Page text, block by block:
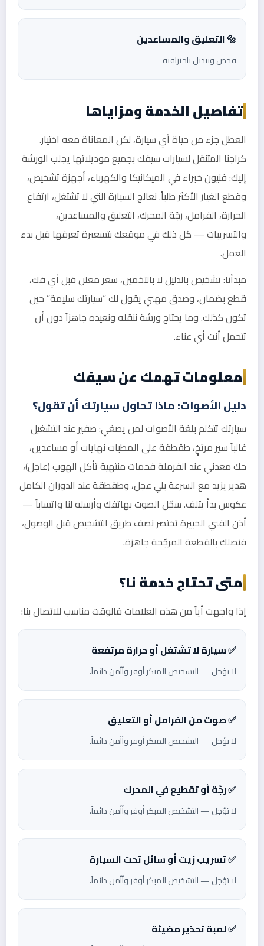
🔩 التعليق والمساعدين
فحص وتبديل باحترافية
تفاصيل الخدمة ومزاياها
العطل جزء من حياة أي سيارة، لكن المعاناة معه اختيار.
كراجنا المتنقل لسيارات سيفك بجميع موديلاتها يجلب الورشة
إليك: فنيون خبراء في الميكانيكا والكهرباء، أجهزة تشخيص،
وقطع الغيار الأكثر طلباً. نعالج السيارة التي لا تشتغل، ارتفاع
الحرارة، الفرامل، رجّة المحرك، التعليق والمساعدين،
والتسريبات — كل ذلك في موقعك بتسعيرة تعرفها قبل بدء
العمل.
مبدأنا: تشخيص بالدليل لا بالتخمين، سعر معلن قبل أي فك،
قطع بضمان، وصدق مهني يقول لك “سيارتك سليمة” حين
تكون كذلك. وما يحتاج ورشة ننقله ونعيده جاهزاً دون أن
تتحمل أنت أي عناء.
معلومات تهمك عن سيفك
دليل الأصوات: ماذا تحاول سيارتك أن تقول؟
سيارتك تتكلم بلغة الأصوات لمن يصغي: صفير عند التشغيل
غالباً سير مرتخٍ، طقطقة على المطبات نهايات أو مساعدين،
حك معدني عند الفرملة فحمات منتهية تأكل الهوب (عاجل)،
هدير يزيد مع السرعة بلي عجل، وطقطقة عند الدوران الكامل
عكوس بدأ يتلف. سجّل الصوت بهاتفك وأرسله لنا واتساباً —
أذن الفني الخبيرة تختصر نصف طريق التشخيص قبل الوصول،
فنصلك بالقطعة المرجّحة جاهزة.
متى تحتاج خدمة نا؟
إذا واجهت أياً من هذه العلامات فالوقت مناسب للاتصال بنا:
✅ سيارة لا تشتغل أو حرارة مرتفعة
لا تؤجل — التشخيص المبكر أوفر وأأمن دائماً.
✅ صوت من الفرامل أو التعليق
لا تؤجل — التشخيص المبكر أوفر وأأمن دائماً.
✅ رجّة أو تقطيع في المحرك
لا تؤجل — التشخيص المبكر أوفر وأأمن دائماً.
✅ تسريب زيت أو سائل تحت السيارة
لا تؤجل — التشخيص المبكر أوفر وأأمن دائماً.
✅ لمبة تحذير مضيئة